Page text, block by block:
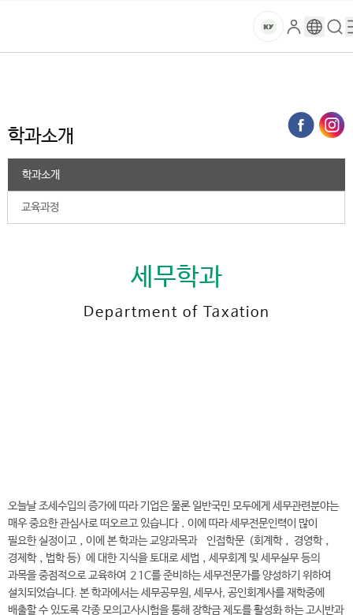
건
대
학
교
마
로
그
구
글
검
색
메
뉴
로
학과소개
학과소개
교육과정
세무학과
Department of Taxation
오늘날 조세수입의 증가에 따라 기업은 물론 일반국민 모두에게 세무관련분야는
매우 중요한 관심사로 떠오르고 있습니다．이에 따라 세무전문인력이 많이
필요한 실정이고，이에 본 학과는 교양과목과 인접학문（회계학， 경영학，
경제학，법학 등）에 대한 지식을 토대로 세법，세무회계 및 세무실무 등의
과목을 중점적으로 교육하여 ２1C를 준비하는 세무전문가를 양성하기 위하여
설치되었습니다. 본 학과에서는 세무공무원, 세무사, 공인회계사를 재학중에
배출할 수 있도록 각종 모의고사시험을 통해 장학금 제도를 활성화 하는 고시반과